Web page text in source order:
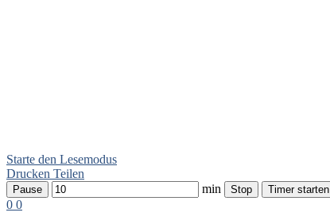
Starte den Lesemodus
Drucken Teilen
Pause min Stop Timer starten
0 0